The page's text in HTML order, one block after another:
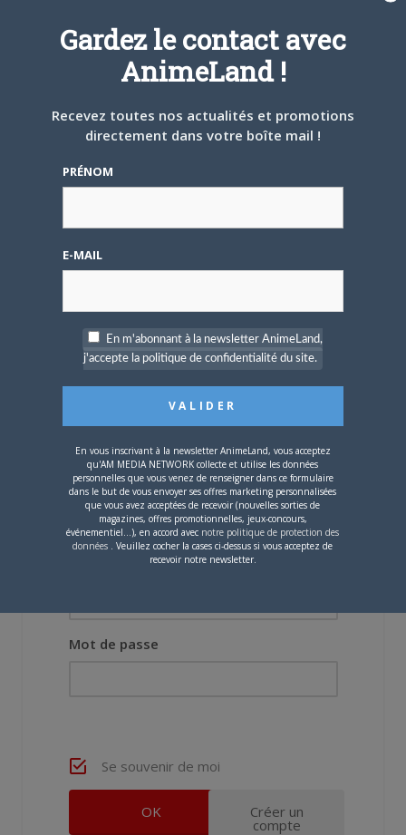
As Miss Beelzebub
10 OCTOBRE 2018 0
My Sister, My Writer
vous connecter pour laisser un
commentaire.
Nom d'utilisateur ou adresse e-mail
Mot de passe
Se souvenir de moi
Créer un
compte
Gardez le contact avec
AnimeLand !
Recevez toutes nos actualités et promotions
directement dans votre boîte mail !
PRÉNOM
E-MAIL
En m'abonnant à la newsletter AnimeLand,
j'accepte la politique de confidentialité du site.
En vous inscrivant à la newsletter AnimeLand, vous acceptez
qu'AM MEDIA NETWORK collecte et utilise les données
personnelles que vous venez de renseigner dans ce formulaire
dans le but de vous envoyer ses offres marketing personnalisées
que vous avez acceptées de recevoir (nouvelles sorties de
magazines, offres promotionnelles, jeux-concours,
événementiel...), en accord avec notre politique de protection des
données . Veuillez cocher la cases ci-dessus si vous acceptez de
recevoir notre newsletter.